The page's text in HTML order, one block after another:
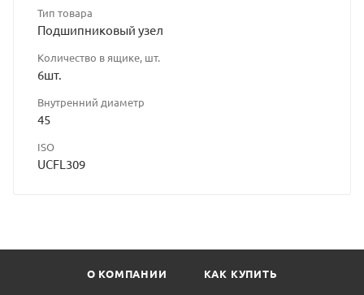
Тип товара
Подшипниковый узел
Количество в ящике, шт.
6шт.
Внутренний диаметр
45
ISO
UCFL309
О КОМПАНИИ КАК КУПИТЬ